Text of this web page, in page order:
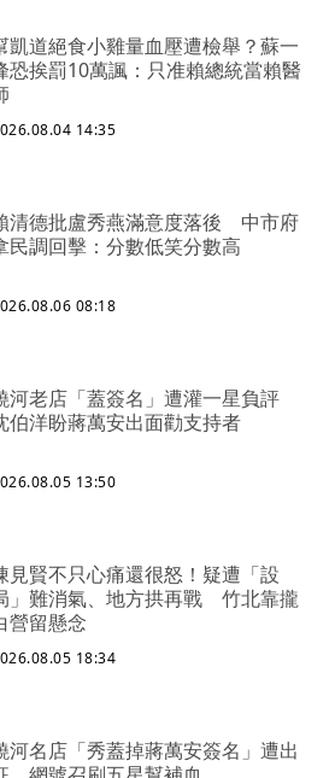
凱道絕食小雞量血壓遭檢舉？蘇一
恐挨罰10萬諷：只准賴總統當賴醫
14:35
清德批盧秀燕滿意度落後 中市府
民調回擊：分數低笑分數高
08:18
河老店「蓋簽名」遭灌一星負評
伯洋盼蔣萬安出面勸支持者
13:50
見賢不只心痛還很怒！疑遭「設
」難消氣、地方拱再戰 竹北靠攏
營留懸念
18:34
河名店「秀蓋掉蔣萬安簽名」遭出